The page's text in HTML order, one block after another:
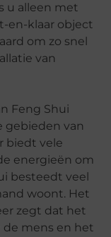
u alleen met
en-klaar object
om zo snel
van
Feng Shui
gebieden van
biedt vele
energieën om
besteedt veel
woont. Het
zegt dat het
de mens en het